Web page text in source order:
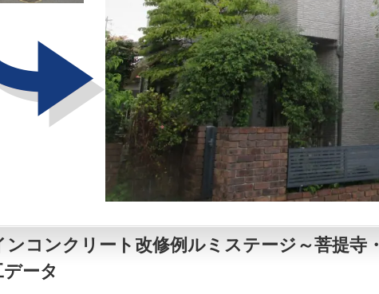
コンクリート改修例ルミステージ～菩提寺
ータ